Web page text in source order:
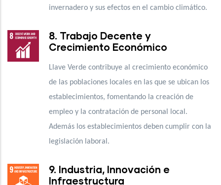
invernadero y sus efectos en el cambio climático.
8. Trabajo Decente y
Crecimiento Económico
Llave Verde contribuye al crecimiento económico
de las poblaciones locales en las que se ubican los
establecimientos, fomentando la creación de
empleo y la contratación de personal local.
Además los establecimientos deben cumplir con la
legislación laboral.
9. Industria, Innovación e
Infraestructura